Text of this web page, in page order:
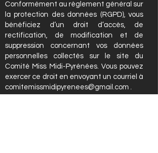
Conformément au règlement général sur
la protection des données (RGPD), vous
bénéficiez d’un droit d’accès, de
rectification, de modification et de
suppression concernant vos données
personnelles collectés sur le site du
Comité Miss Midi-Pyrénées. Vous pouvez
exercer ce droit en envoyant un courriel à
comitemissmidipyrenees@gmail.com .